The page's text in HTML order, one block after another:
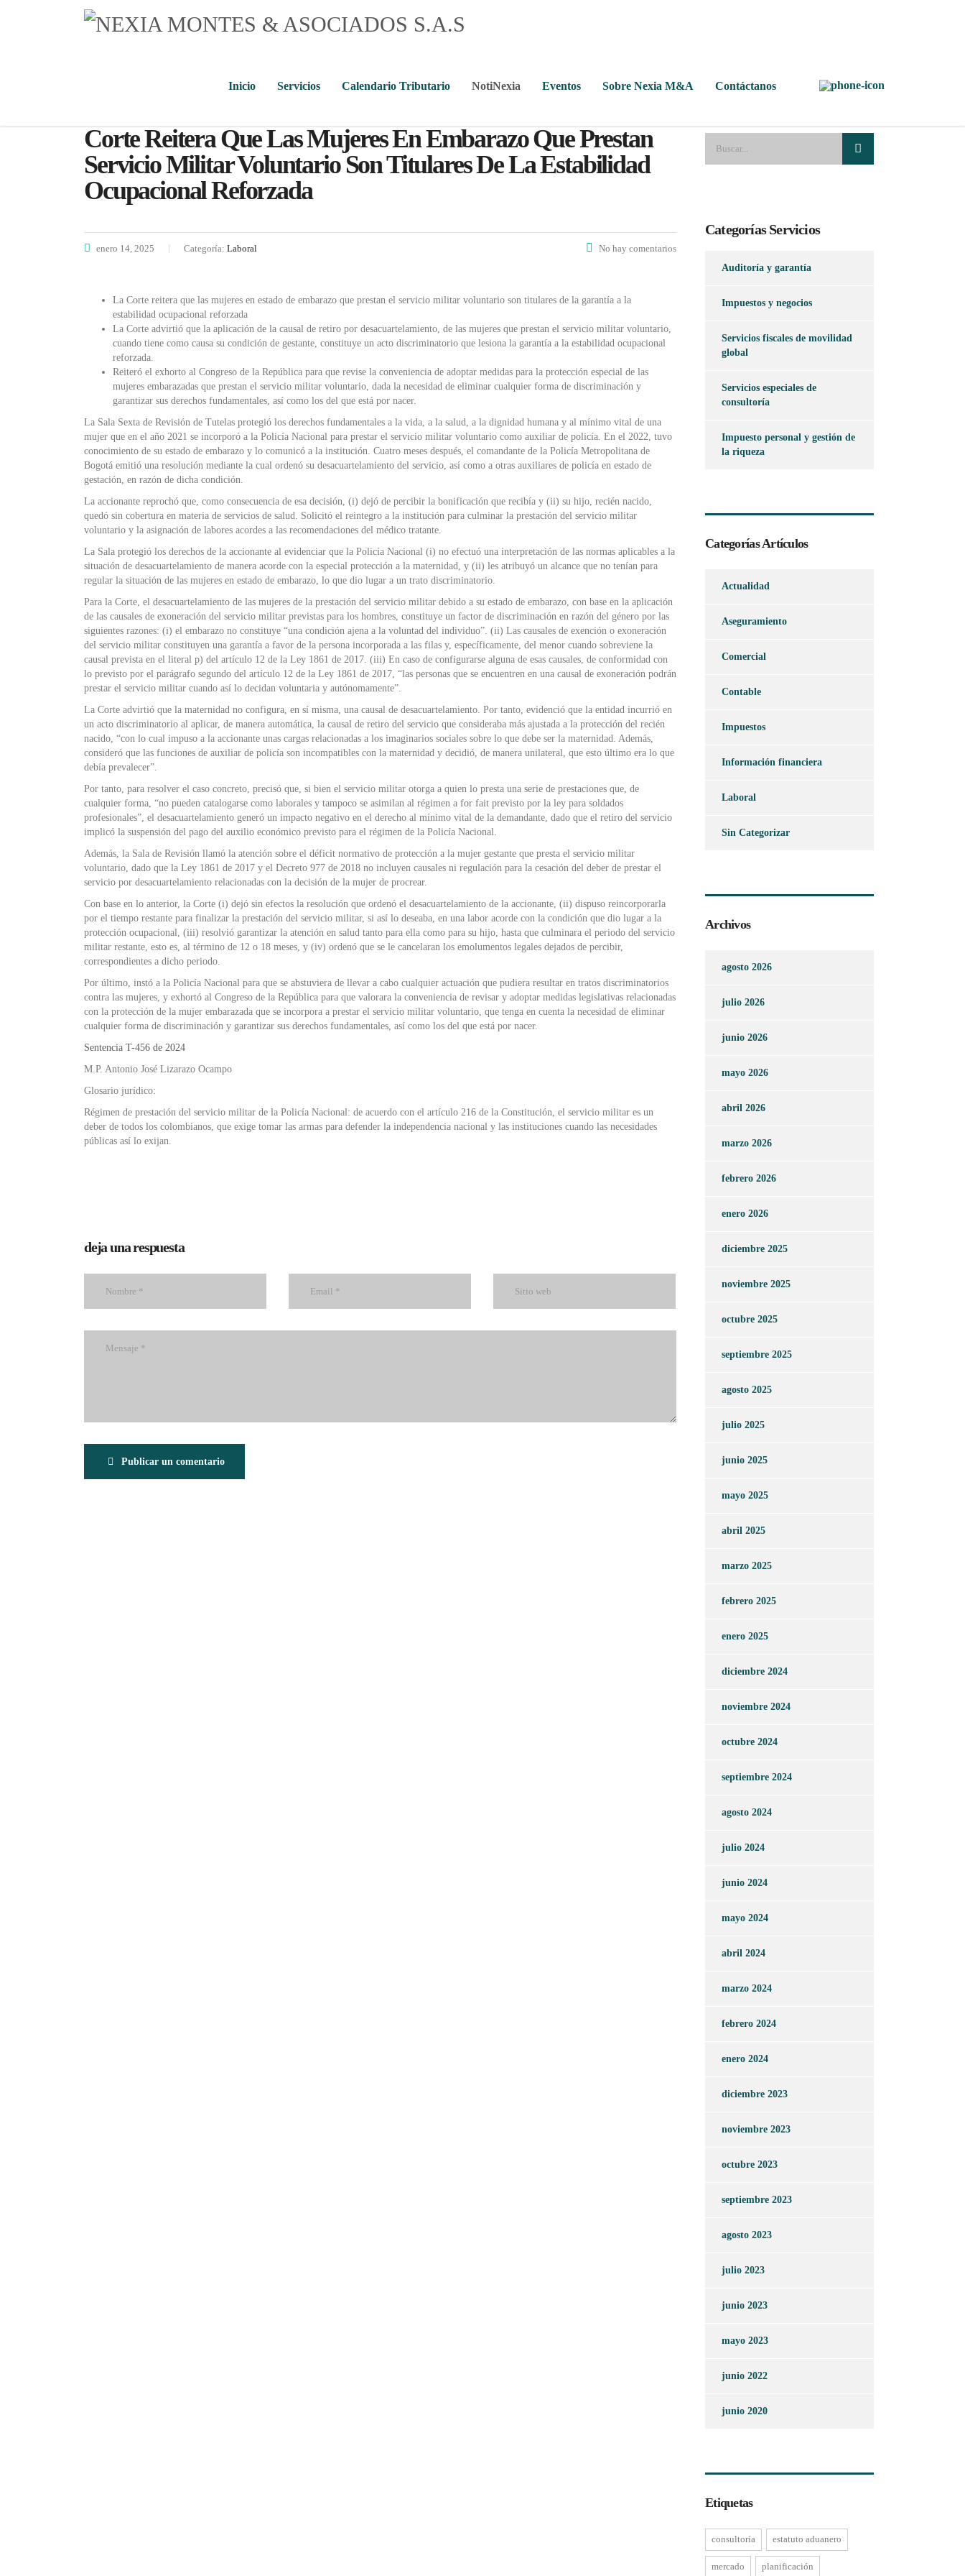
Inicio Servicios Calendario Tributario NotiNexia Eventos Sobre Nexia M&A Contáctanos
Corte Reitera Que Las Mujeres En Embarazo Que Prestan
Servicio Militar Voluntario Son Titulares De La Estabilidad
Ocupacional Reforzada
enero 14, 2025 Categoría: Laboral No hay comentarios
La Corte reitera que las mujeres en estado de embarazo que prestan el servicio militar voluntario son titulares de la garantía a la
estabilidad ocupacional reforzada
La Corte advirtió que la aplicación de la causal de retiro por desacuartelamiento, de las mujeres que prestan el servicio militar voluntario,
cuando tiene como causa su condición de gestante, constituye un acto discriminatorio que lesiona la garantía a la estabilidad ocupacional
reforzada.
Reiteró el exhorto al Congreso de la República para que revise la conveniencia de adoptar medidas para la protección especial de las
mujeres embarazadas que prestan el servicio militar voluntario, dada la necesidad de eliminar cualquier forma de discriminación y
garantizar sus derechos fundamentales, así como los del que está por nacer.
La Sala Sexta de Revisión de Tutelas protegió los derechos fundamentales a la vida, a la salud, a la dignidad humana y al mínimo vital de una
mujer que en el año 2021 se incorporó a la Policía Nacional para prestar el servicio militar voluntario como auxiliar de policía. En el 2022, tuvo
conocimiento de su estado de embarazo y lo comunicó a la institución. Cuatro meses después, el comandante de la Policía Metropolitana de
Bogotá emitió una resolución mediante la cual ordenó su desacuartelamiento del servicio, así como a otras auxiliares de policía en estado de
gestación, en razón de dicha condición.
La accionante reprochó que, como consecuencia de esa decisión, (i) dejó de percibir la bonificación que recibía y (ii) su hijo, recién nacido,
quedó sin cobertura en materia de servicios de salud. Solicitó el reintegro a la institución para culminar la prestación del servicio militar
voluntario y la asignación de labores acordes a las recomendaciones del médico tratante.
La Sala protegió los derechos de la accionante al evidenciar que la Policía Nacional (i) no efectuó una interpretación de las normas aplicables a la
situación de desacuartelamiento de manera acorde con la especial protección a la maternidad, y (ii) les atribuyó un alcance que no tenían para
regular la situación de las mujeres en estado de embarazo, lo que dio lugar a un trato discriminatorio.
Para la Corte, el desacuartelamiento de las mujeres de la prestación del servicio militar debido a su estado de embarazo, con base en la aplicación
de las causales de exoneración del servicio militar previstas para los hombres, constituye un factor de discriminación en razón del género por las
siguientes razones: (i) el embarazo no constituye “una condición ajena a la voluntad del individuo”. (ii) Las causales de exención o exoneración
del servicio militar constituyen una garantía a favor de la persona incorporada a las filas y, específicamente, del menor cuando sobreviene la
causal prevista en el literal p) del artículo 12 de la Ley 1861 de 2017. (iii) En caso de configurarse alguna de esas causales, de conformidad con
lo previsto por el parágrafo segundo del artículo 12 de la Ley 1861 de 2017, “las personas que se encuentren en una causal de exoneración podrán
prestar el servicio militar cuando así lo decidan voluntaria y autónomamente”.
La Corte advirtió que la maternidad no configura, en sí misma, una causal de desacuartelamiento. Por tanto, evidenció que la entidad incurrió en
un acto discriminatorio al aplicar, de manera automática, la causal de retiro del servicio que consideraba más ajustada a la protección del recién
nacido, “con lo cual impuso a la accionante unas cargas relacionadas a los imaginarios sociales sobre lo que debe ser la maternidad. Además,
consideró que las funciones de auxiliar de policía son incompatibles con la maternidad y decidió, de manera unilateral, que esto último era lo que
debía prevalecer”.
Por tanto, para resolver el caso concreto, precisó que, si bien el servicio militar otorga a quien lo presta una serie de prestaciones que, de
cualquier forma, “no pueden catalogarse como laborales y tampoco se asimilan al régimen a for fait previsto por la ley para soldados
profesionales”, el desacuartelamiento generó un impacto negativo en el derecho al mínimo vital de la demandante, dado que el retiro del servicio
implicó la suspensión del pago del auxilio económico previsto para el régimen de la Policía Nacional.
Además, la Sala de Revisión llamó la atención sobre el déficit normativo de protección a la mujer gestante que presta el servicio militar
voluntario, dado que la Ley 1861 de 2017 y el Decreto 977 de 2018 no incluyen causales ni regulación para la cesación del deber de prestar el
servicio por desacuartelamiento relacionadas con la decisión de la mujer de procrear.
Con base en lo anterior, la Corte (i) dejó sin efectos la resolución que ordenó el desacuartelamiento de la accionante, (ii) dispuso reincorporarla
por el tiempo restante para finalizar la prestación del servicio militar, si así lo deseaba, en una labor acorde con la condición que dio lugar a la
protección ocupacional, (iii) resolvió garantizar la atención en salud tanto para ella como para su hijo, hasta que culminara el periodo del servicio
militar restante, esto es, al término de 12 o 18 meses, y (iv) ordenó que se le cancelaran los emolumentos legales dejados de percibir,
correspondientes a dicho periodo.
Por último, instó a la Policía Nacional para que se abstuviera de llevar a cabo cualquier actuación que pudiera resultar en tratos discriminatorios
contra las mujeres, y exhortó al Congreso de la República para que valorara la conveniencia de revisar y adoptar medidas legislativas relacionadas
con la protección de la mujer embarazada que se incorpora a prestar el servicio militar voluntario, que tenga en cuenta la necesidad de eliminar
cualquier forma de discriminación y garantizar sus derechos fundamentales, así como los del que está por nacer.
Sentencia T-456 de 2024
M.P. Antonio José Lizarazo Ocampo
Glosario jurídico:
Régimen de prestación del servicio militar de la Policía Nacional: de acuerdo con el artículo 216 de la Constitución, el servicio militar es un
deber de todos los colombianos, que exige tomar las armas para defender la independencia nacional y las instituciones cuando las necesidades
públicas así lo exijan.
deja una respuesta
Publicar un comentario
Categorías Servicios
Auditoría y garantía
Impuestos y negocios
Servicios fiscales de movilidad
global
Servicios especiales de
consultoría
Impuesto personal y gestión de
la riqueza
Categorías Artículos
Actualidad
Aseguramiento
Comercial
Contable
Impuestos
Información financiera
Laboral
Sin Categorizar
Archivos
agosto 2026
julio 2026
junio 2026
mayo 2026
abril 2026
marzo 2026
febrero 2026
enero 2026
diciembre 2025
noviembre 2025
octubre 2025
septiembre 2025
agosto 2025
julio 2025
junio 2025
mayo 2025
abril 2025
marzo 2025
febrero 2025
enero 2025
diciembre 2024
noviembre 2024
octubre 2024
septiembre 2024
agosto 2024
julio 2024
junio 2024
mayo 2024
abril 2024
marzo 2024
febrero 2024
enero 2024
diciembre 2023
noviembre 2023
octubre 2023
septiembre 2023
agosto 2023
julio 2023
junio 2023
mayo 2023
junio 2022
junio 2020
Etiquetas
consultoría estatuto aduanero
mercado planificación